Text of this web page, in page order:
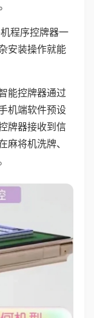
程序控牌器一
安装操作就能
能控牌器通过
机端软件预设
牌器接收到信
麻将机洗牌、